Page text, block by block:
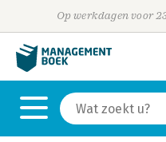
Op werkdagen voor